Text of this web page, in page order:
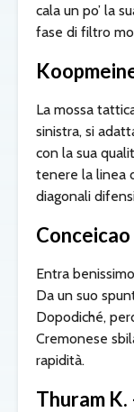
cala un po’ la
fase di filtro
La mossa
sinistra, si
con la sua
tenere la linea
diagonali
Conceicao
Entra
Da un suo
Dopodiché,
Cremonese
rapidità.
Thuram K.